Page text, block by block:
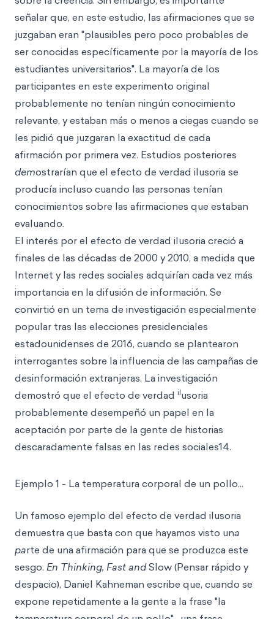
señalar que, en este estudio, las afirmaciones que se
juzgaban eran "plausibles pero poco probables de
ser conocidas específicamente por la mayoría de los
estudiantes universitarios". La mayoría de los
participantes en este experimento original
probablemente no tenían ningún conocimiento
relevante, y estaban más o menos a ciegas cuando se
les pidió que juzgaran la exactitud de cada
afirmación por primera vez. Estudios posteriores
demostrarían que el efecto de verdad ilusoria se
producía incluso cuando las personas tenían
conocimientos sobre las afirmaciones que estaban
evaluando.
El interés por el efecto de verdad ilusoria creció a
finales de las décadas de 2000 y 2010, a medida que
Internet y las redes sociales adquirían cada vez más
importancia en la difusión de información. Se
convirtió en un tema de investigación especialmente
popular tras las elecciones presidenciales
estadounidenses de 2016, cuando se plantearon
interrogantes sobre la influencia de las campañas de
desinformación extranjeras. La investigación
demostró que el efecto de verdad ilusoria
probablemente desempeñó un papel en la
aceptación por parte de la gente de historias
descaradamente falsas en las redes sociales14.
Ejemplo 1 - La temperatura corporal de un pollo...
Un famoso ejemplo del efecto de verdad ilusoria
demuestra que basta con que hayamos visto una
parte de una afirmación para que se produzca este
sesgo. En Thinking, Fast andSlow (Pensar rápido y
despacio), Daniel Kahneman escribe que, cuando se
expone repetidamente a la gente a la frase "la